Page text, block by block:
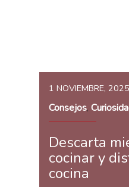
1 NOVIEMBRE, 2025
Consejos,
Descarta
cocinar y
cocina